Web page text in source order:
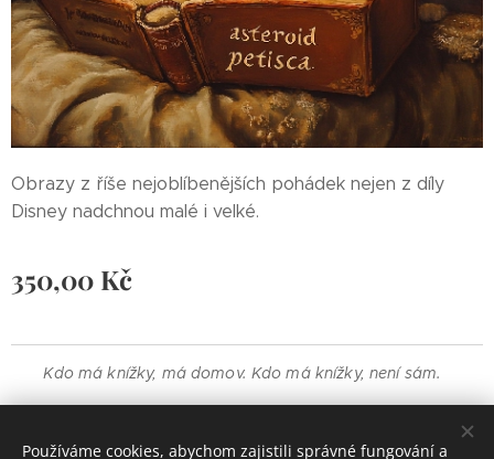
Obrazy z říše nejoblíbenějších pohádek nejen z díly
Disney nadchnou malé i velké.
350,00 Kč
Kdo má knížky, má domov. Kdo má knížky, není sám.
FBMartin Petiška
Používáme cookies, abychom zajistili správné fungování a